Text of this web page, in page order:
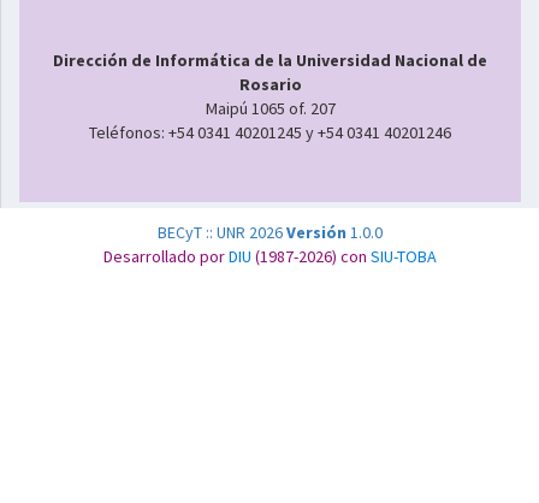
Dirección de Informática de la Universidad Nacional de
Rosario
Maipú 1065 of. 207
Teléfonos: +54 0341 40201245 y +54 0341 40201246
BECyT :: UNR 2026Versión 1.0.0
Desarrollado porDIU (1987-2026) con SIU-TOBA